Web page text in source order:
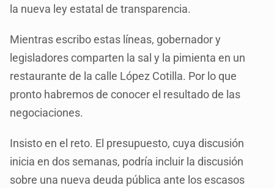
la nueva ley estatal de transparencia.
Mientras escribo estas líneas, gobernador y
legisladores comparten la sal y la pimienta en un
restaurante de la calle López Cotilla. Por lo que
pronto habremos de conocer el resultado de las
negociaciones.
Insisto en el reto. El presupuesto, cuya discusión
inicia en dos semanas, podría incluir la discusión
sobre una nueva deuda pública ante los escasos